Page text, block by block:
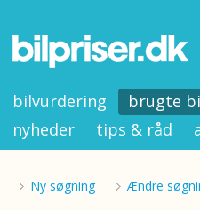
bilvurdering brugte
nyheder
tips & råd
Ny søgning Ændre